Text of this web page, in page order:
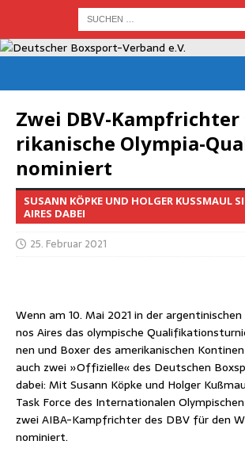
Zwei DBV-
ri­ka­ni­sche Olym­pia-
nominiert
SUSANN KÖPKE UND HOLGER KUSSMAUL
AIRES DABEI
25. Februar 2021
Wenn am 10. Mai 2021 in der
nos Aires das olym­pi­sche
nen und Boxer des ame­ri­ka­ni­schen
auch zwei »Offi­zi­el­le« des Deut­schen
dabei: Mit Susann Köp­ke und Hol­ger
Task Force des Inter­na­tio­na­len
zwei AIBA-Kampf­rich­ter des DBV für den
nominiert.